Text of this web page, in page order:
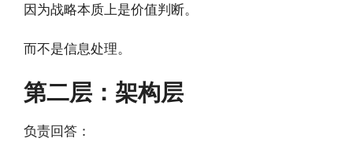
因为战略本质上是价值判断。
而不是信息处理。
第二层：架构层
负责回答：